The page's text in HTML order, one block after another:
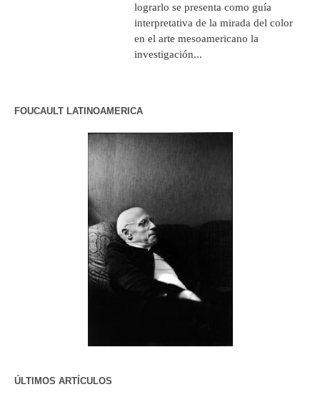
lograrlo se presenta como guía
interpretativa de la mirada del color
en el arte mesoamericano la
investigación...
FOUCAULT LATINOAMERICA
ÚLTIMOS ARTÍCULOS